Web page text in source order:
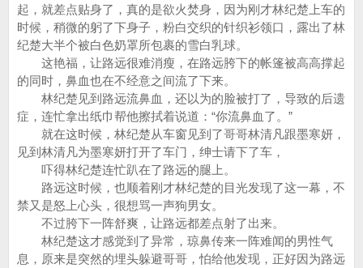
起，就差点贴身了，真的是欲火焚身，因为刚才林纪楚上车的
时候，稍微的躬了下身子，粉白交织的针织衫领口，露出了林
纪楚大半个被白色奶罩所包裹的雪白乳球。
这艳福，让路远很难消瘦，在路远胯下的帐篷被高高撑起
的同时，鼻血也在不经意之间流了下来。
林纪楚见到路远流鼻血，还以为的脸被打了，导致的后遗
症，连忙拿出纸巾帮他擦拭着说道：“你流鼻血了。”
就在这时候，林纪楚从车窗见到了哥哥林清凡跟墨寒妍，
见到林清凡为墨寒妍打开了车门，绅士请下了车，
吓得林纪楚连忙趴在了路远的腿上。
路远这时候，也顺着刚才林纪楚的目光发现了这一幕，不
禁又是怒上心头，很想骂一声狗男女。
不过胯下一阵舒爽，让路远都差点射了出来。
林纪楚这才感觉到了异常，琼鼻传来一阵难闻的男性气
息，原来是突然的埋头躲避哥哥，怕给他发现，正好因为路远